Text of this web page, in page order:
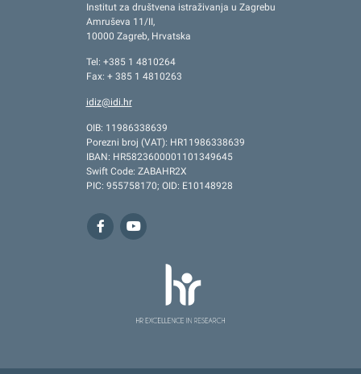
Institut za društvena istraživanja u Zagrebu
Amruševa 11/II,
10000 Zagreb, Hrvatska
Tel: +385 1 4810264
Fax: + 385 1 4810263
idiz@idi.hr
OIB: 11986338639
Porezni broj (VAT): HR11986338639
IBAN: HR5823600001101349645
Swift Code: ZABAHR2X
PIC: 955758170; OID: E10148928